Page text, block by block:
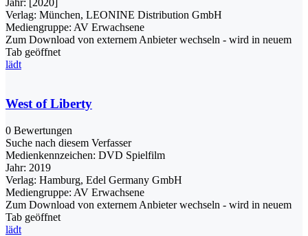
Jahr: [2020]
Verlag: München, LEONINE Distribution GmbH
Mediengruppe: AV Erwachsene
Zum Download von externem Anbieter wechseln - wird in neuem
Tab geöffnet
lädt
West of Liberty
0 Bewertungen
Suche nach diesem Verfasser
Medienkennzeichen: DVD Spielfilm
Jahr: 2019
Verlag: Hamburg, Edel Germany GmbH
Mediengruppe: AV Erwachsene
Zum Download von externem Anbieter wechseln - wird in neuem
Tab geöffnet
lädt